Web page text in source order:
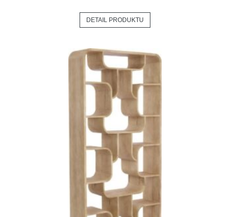
DETAIL PRODUKTU